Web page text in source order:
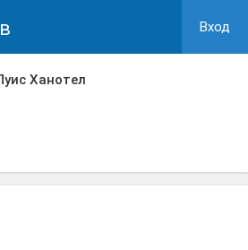
Вход
Ханотел